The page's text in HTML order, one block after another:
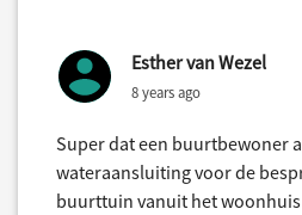
Esther van Wezel
8 years ago
Super dat een buurtbewoner
wateraansluiting voor de
buurttuin vanuit het